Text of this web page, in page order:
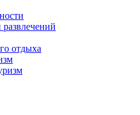
развлечений
отдыха